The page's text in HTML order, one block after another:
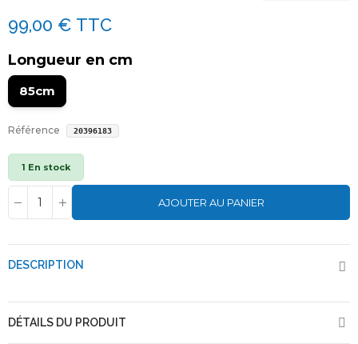
99,00 € TTC
Longueur en cm
85cm
Référence 20396183
1 En stock
AJOUTER AU PANIER
DESCRIPTION
DÉTAILS DU PRODUIT